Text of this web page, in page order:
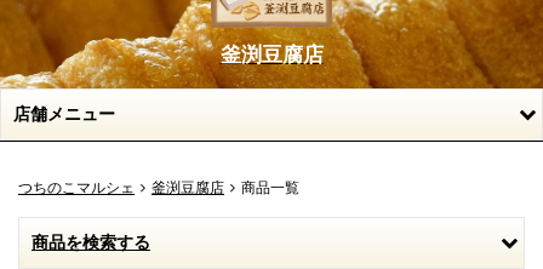
釜渕豆腐店
店舗メニュー
つちのこマルシェ 釜渕豆腐店 商品一覧
商品を検索する